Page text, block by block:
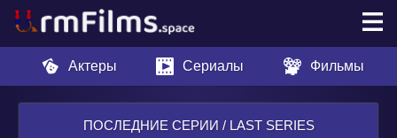
Актеры Сериалы Фильмы
ПОСЛЕДНИЕ СЕРИИ / LAST SERIES